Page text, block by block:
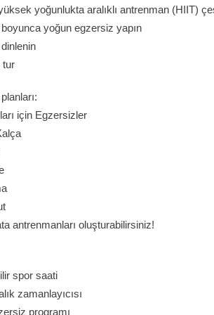
yoğunlukta aralıklı antrenman (HIIT)
yoğun egzersiz yapın
tur
için Egzersizler
antrenmanları oluşturabilirsiniz!
spor saati
zamanlayıcısı
programı